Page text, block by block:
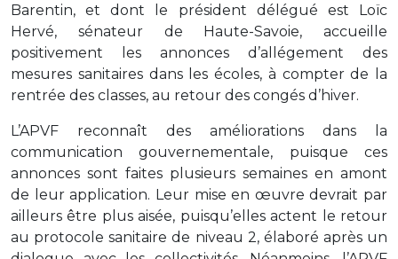
Barentin, et dont le président délégué est Loïc
Hervé, sénateur de Haute-Savoie, accueille
positivement les annonces d’allégement des
mesures sanitaires dans les écoles, à compter de la
rentrée des classes, au retour des congés d’hiver.
L’APVF reconnaît des améliorations dans la
communication gouvernementale, puisque ces
annonces sont faites plusieurs semaines en amont
de leur application. Leur mise en œuvre devrait par
ailleurs être plus aisée, puisqu’elles actent le retour
au protocole sanitaire de niveau 2, élaboré après un